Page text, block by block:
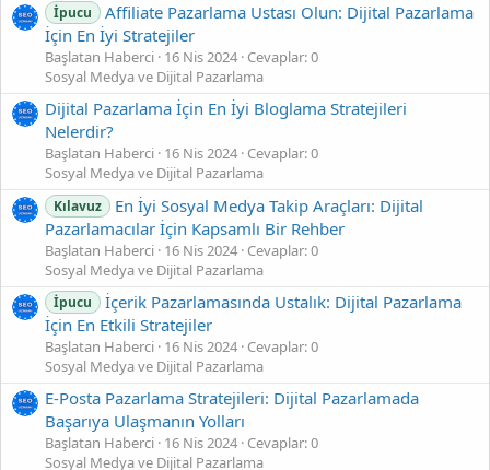
İpucu
Affiliate Pazarlama Ustası Olun: Dijital Pazarlama
İçin En İyi Stratejiler
Başlatan Haberci 16 Nis 2024 Cevaplar: 0
Sosyal Medya ve Dijital Pazarlama
Dijital Pazarlama İçin En İyi Bloglama Stratejileri
Nelerdir?
Başlatan Haberci 16 Nis 2024 Cevaplar: 0
Sosyal Medya ve Dijital Pazarlama
Kılavuz
En İyi Sosyal Medya Takip Araçları: Dijital
Pazarlamacılar İçin Kapsamlı Bir Rehber
Başlatan Haberci 16 Nis 2024 Cevaplar: 0
Sosyal Medya ve Dijital Pazarlama
İpucu
İçerik Pazarlamasında Ustalık: Dijital Pazarlama
İçin En Etkili Stratejiler
Başlatan Haberci 16 Nis 2024 Cevaplar: 0
Sosyal Medya ve Dijital Pazarlama
E-Posta Pazarlama Stratejileri: Dijital Pazarlamada
Başarıya Ulaşmanın Yolları
Başlatan Haberci 16 Nis 2024 Cevaplar: 0
Sosyal Medya ve Dijital Pazarlama